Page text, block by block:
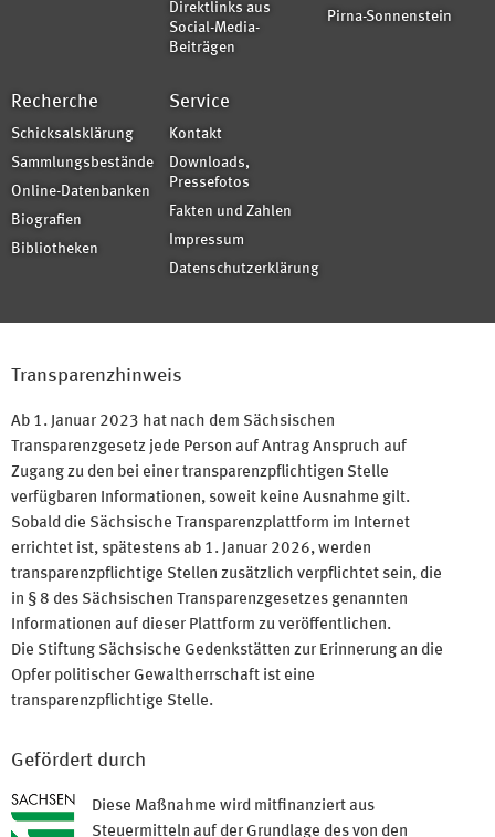
Direktlinks aus
Social-Media-
Beiträgen
Pirna-Sonnenstein
Recherche
Schicksalsklärung
Sammlungsbestände
Online-Datenbanken
Biografien
Bibliotheken
Service
Kontakt
Downloads,
Pressefotos
Fakten und Zahlen
Impressum
Datenschutzerklärung
Transparenzhinweis
Ab 1. Januar 2023 hat nach dem Sächsischen
Transparenzgesetz jede Person auf Antrag Anspruch auf
Zugang zu den bei einer transparenzpflichtigen Stelle
verfügbaren Informationen, soweit keine Ausnahme gilt.
Sobald die Sächsische Transparenzplattform im Internet
errichtet ist, spätestens ab 1. Januar 2026, werden
transparenzpflichtige Stellen zusätzlich verpflichtet sein, die
in § 8 des Sächsischen Transparenzgesetzes genannten
Informationen auf dieser Plattform zu veröffentlichen.
Die Stiftung Sächsische Gedenkstätten zur Erinnerung an die
Opfer politischer Gewaltherrschaft ist eine
transparenzpflichtige Stelle.
Gefördert durch
Diese Maßnahme wird mitfinanziert aus
Steuermitteln auf der Grundlage des von den